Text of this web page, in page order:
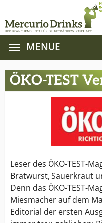
MENUE
ÖKO-TEST
Leser des ÖKO-TEST-
Bratwurst, Sauerkraut
Denn das ÖKO-TEST-
Miesmacher auf dem
Editorial der ersten